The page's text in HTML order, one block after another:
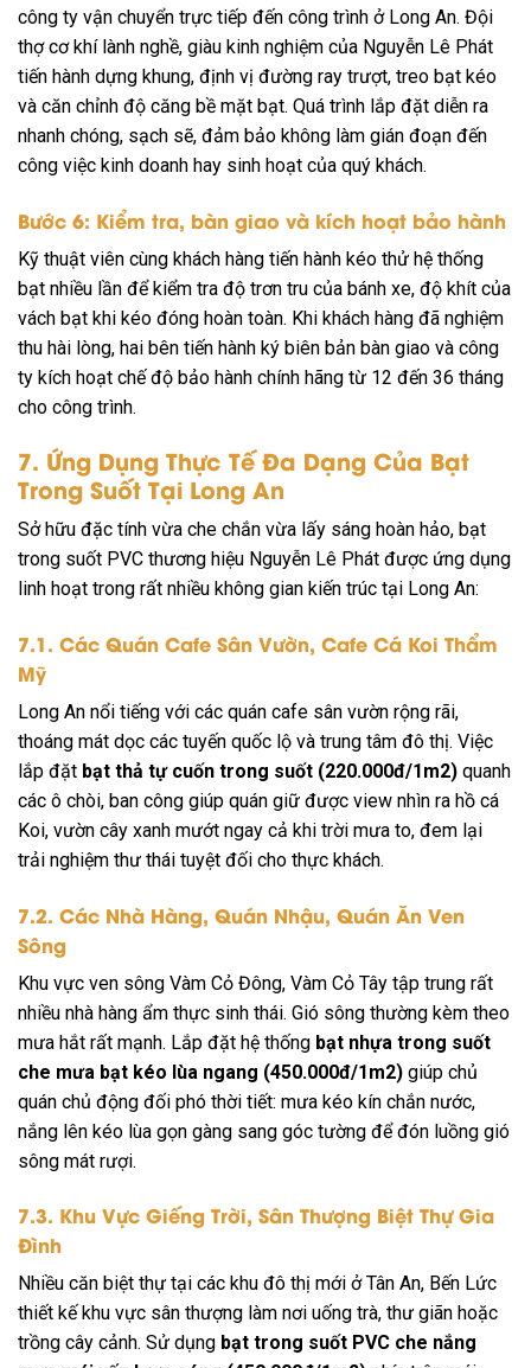
công ty vận chuyển trực tiếp đến công trình ở Long An. Đội
thợ cơ khí lành nghề, giàu kinh nghiệm của Nguyễn Lê Phát
tiến hành dựng khung, định vị đường ray trượt, treo bạt kéo
và căn chỉnh độ căng bề mặt bạt. Quá trình lắp đặt diễn ra
nhanh chóng, sạch sẽ, đảm bảo không làm gián đoạn đến
công việc kinh doanh hay sinh hoạt của quý khách.
Bước 6: Kiểm tra, bàn giao và kích hoạt bảo hành
Kỹ thuật viên cùng khách hàng tiến hành kéo thử hệ thống
bạt nhiều lần để kiểm tra độ trơn tru của bánh xe, độ khít của
vách bạt khi kéo đóng hoàn toàn. Khi khách hàng đã nghiệm
thu hài lòng, hai bên tiến hành ký biên bản bàn giao và công
ty kích hoạt chế độ bảo hành chính hãng từ 12 đến 36 tháng
cho công trình.
7. Ứng Dụng Thực Tế Đa Dạng Của Bạt
Trong Suốt Tại Long An
Sở hữu đặc tính vừa che chắn vừa lấy sáng hoàn hảo, bạt
trong suốt PVC thương hiệu Nguyễn Lê Phát được ứng dụng
linh hoạt trong rất nhiều không gian kiến trúc tại Long An:
7.1. Các Quán Cafe Sân Vườn, Cafe Cá Koi Thẩm
Mỹ
Long An nổi tiếng với các quán cafe sân vườn rộng rãi,
thoáng mát dọc các tuyến quốc lộ và trung tâm đô thị. Việc
lắp đặt bạt thả tự cuốn trong suốt (220.000đ/1m2) quanh
các ô chòi, ban công giúp quán giữ được view nhìn ra hồ cá
Koi, vườn cây xanh mướt ngay cả khi trời mưa to, đem lại
trải nghiệm thư thái tuyệt đối cho thực khách.
7.2. Các Nhà Hàng, Quán Nhậu, Quán Ăn Ven
Sông
Khu vực ven sông Vàm Cỏ Đông, Vàm Cỏ Tây tập trung rất
nhiều nhà hàng ẩm thực sinh thái. Gió sông thường kèm theo
mưa hắt rất mạnh. Lắp đặt hệ thống bạt nhựa trong suốt
che mưa bạt kéo lùa ngang (450.000đ/1m2) giúp chủ
quán chủ động đối phó thời tiết: mưa kéo kín chắn nước,
nắng lên kéo lùa gọn gàng sang góc tường để đón luồng gió
sông mát rượi.
7.3. Khu Vực Giếng Trời, Sân Thượng Biệt Thự Gia
Đình
Nhiều căn biệt thự tại các khu đô thị mới ở Tân An, Bến Lức
thiết kế khu vực sân thượng làm nơi uống trà, thư giãn hoặc
trồng cây cảnh. Sử dụng bạt trong suốt PVC che nắng